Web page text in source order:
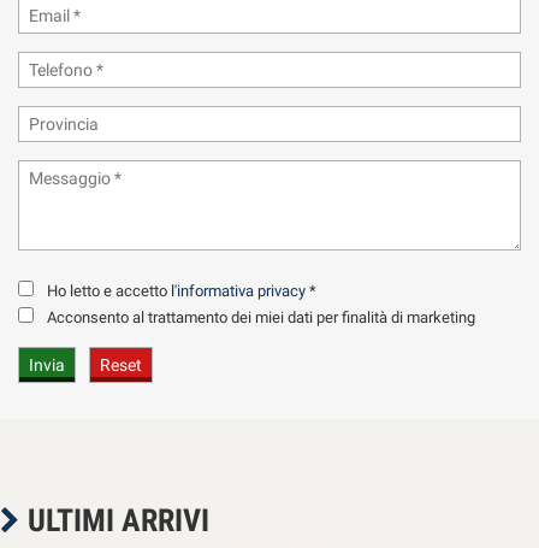
Ho letto e accetto l'informativa privacy *
Acconsento al trattamento dei miei dati per finalità di marketing
ULTIMI ARRIVI